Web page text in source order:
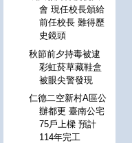
會 現任校長頒給
前任校長 難得歷
史鏡頭
秋節前夕持毒被逮
彩虹菸草藏鞋盒
被眼尖警發現
仁德二空新村A區公
辦都更 臺南公宅
75戶上樑 預計
114年完工